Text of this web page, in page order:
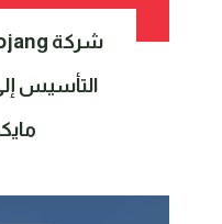
التأسيس